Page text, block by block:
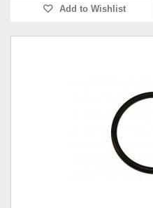
Add to Wishlist